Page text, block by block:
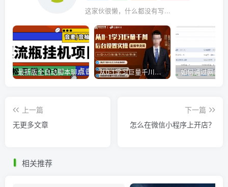
这家伙很懒，什么都没有写...
最新版全自动脚本聊天挂机漂流瓶项目，单窗口稳定每天收益100+ 从0-1学习巨量千川，后台设置实操，直播带货篇，新手小白入门千川必听课
上一篇
无更多文章
下一篇
怎么在微信小程序上开店？
相关推荐